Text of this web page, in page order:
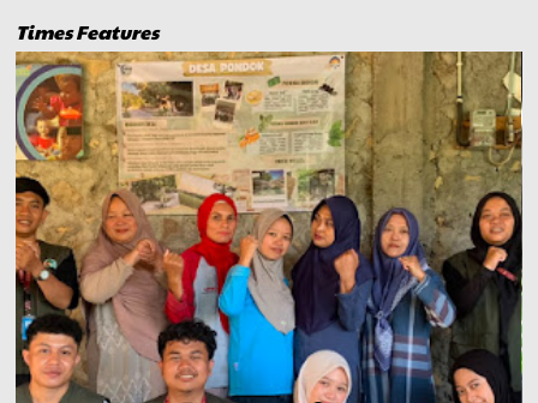
Times Features